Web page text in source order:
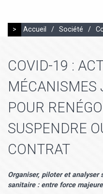
> Accueil / Société /
COVID-19 :
MÉCANISMES
POUR
SUSPENDRE
CONTRAT
Organiser, piloter et analyser
sanitaire : entre force